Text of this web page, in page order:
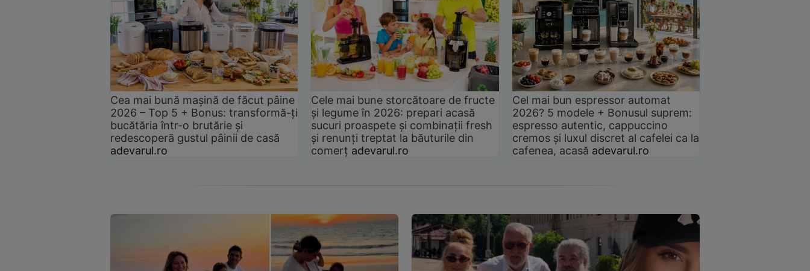
Cea mai bună mașină de făcut pâine
2026 – Top 5 + Bonus: transformă-ți
bucătăria într-o brutărie și
redescoperă gustul pâinii de casă
adevarul.ro
Cele mai bune storcătoare de fructe
și legume în 2026: prepari acasă
sucuri proaspete și combinații fresh
și renunți treptat la băuturile din
comerț adevarul.ro
Cel mai bun espressor automat
2026? 5 modele + Bonusul suprem:
espresso autentic, cappuccino
cremos și luxul discret al cafelei ca la
cafenea, acasă adevarul.ro